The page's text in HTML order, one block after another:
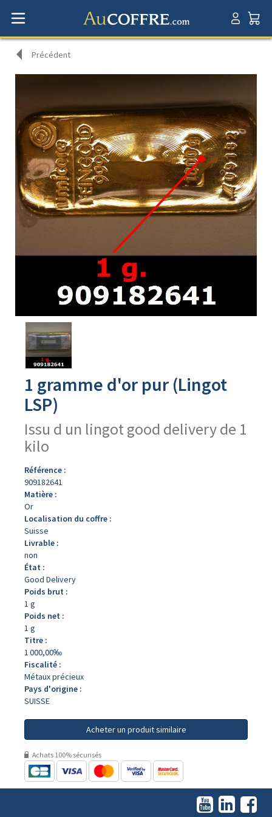
Précédent
Avers
produit
1 gramme d'or pur (Lingot
LSP)
Issu d un lingot good delivery de 1
kilo
Référence :
909182641
Matière :
Or
Localisation du coffre :
Suisse
Livrable :
non
État :
Good Delivery
Poids brut :
1 g
Poids net :
1 g
Titre :
1 000,00‰
Fiscalité :
Métaux précieux
Pays d'origine :
SUISSE
Acheter un produit similaire
Achats 100% sécurisés